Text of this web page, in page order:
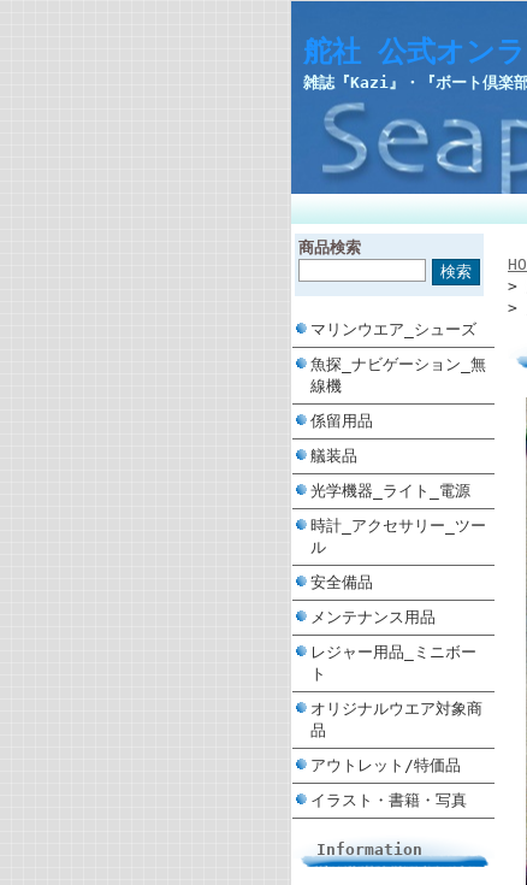
舵社 公式オン
雑誌『Kazi』・『ボート倶楽
商品検索
マリンウエア_シューズ
魚探_ナビゲーション_無
線機
係留用品
艤装品
光学機器_ライト_電源
時計_アクセサリー_ツー
ル
安全備品
メンテナンス用品
レジャー用品_ミニボー
ト
オリジナルウエア対象商
品
アウトレット/特価品
イラスト・書籍・写真
Information
>
>